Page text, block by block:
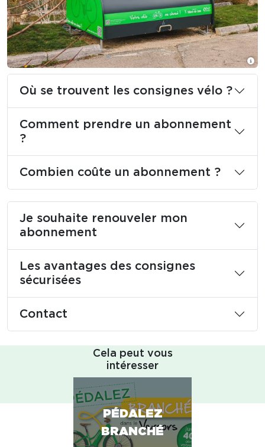
Où se trouvent les consignes vélo ?
Comment prendre un abonnement
?
Combien coûte un abonnement ?
Je souhaite renouveler mon
abonnement
Les avantages des consignes
sécurisées
Contact
Cela peut vous
intéresser
PÉDALEZ
BRANCHÉ